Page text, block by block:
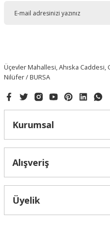
Üçevler Mahallesi, Ahıska
Nilüfer / BURSA
Kurumsal
Alışveriş
Üyelik